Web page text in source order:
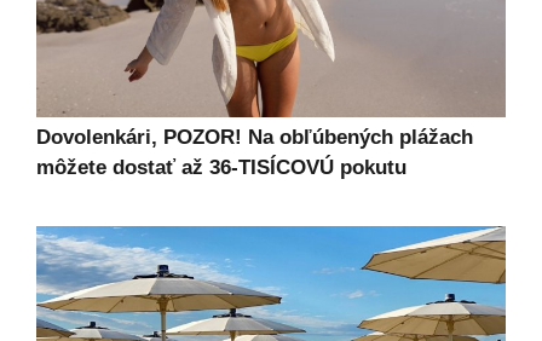
Dovolenkári, POZOR! Na obľúbených plážach
môžete dostať až 36-TISÍCOVÚ pokutu